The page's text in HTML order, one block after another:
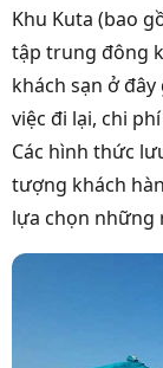
Khu Kuta (bao
tập trung đông
khách sạn ở
việc đi lại, chi
Các hình thức
tượng khách
lựa chọn những